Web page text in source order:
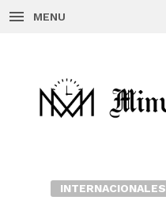
MENU
INTERNACIONALES